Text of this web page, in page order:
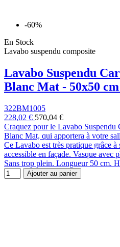
-60%
En Stock
Lavabo suspendu composite
Lavabo Suspendu
Blanc Mat - 50x50
322BM1005
228,02 € 570,04 €
Craquez pour le Lavabo
Blanc Mat, qui apportera à votre
Ce Lavabo est très pratique grâce
accessible en façade. Vasque avec
Sans trop plein. Longueur 50 cm.
Ajouter au panier